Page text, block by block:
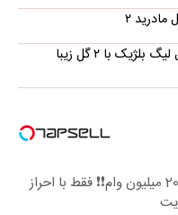
با ۲ گل زیبا
❗❗200 میلیون وام❗❗ فقط با احراز